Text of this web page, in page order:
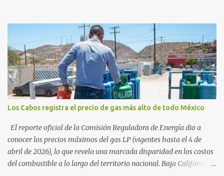
datos correspondientes al cierre de marzo y la primera semana de
abril revelan que adquirir el paquete de los 24 productos
esenciales alcanzó un precio de 942.50 pesos en la ciudad de La Paz
. Este monto fue detectado específicamente en el establecimiento
Bodega Aurrera ubicado en el fraccionamiento Camino Real,
superando la barrera de los 910 pesos establecida como meta por
el gobierno federal en el Paquete Contra la Inflación y la Carestía
(PACIC). Dentro del análisis por zonas geográficas, la entidad se
ubica en la región Centro-Norte , que comparte con estados como
Aguascaliente...
Los Cabos registra el precio de gas más alto de todo México
El reporte oficial de la Comisión Reguladora de Energía dio a
conocer los precios máximos del gas LP (vigentes hasta el 4 de
abril de 2026), lo que revela una marcada disparidad en los costos
del combustible a lo largo del territorio nacional. Baja California